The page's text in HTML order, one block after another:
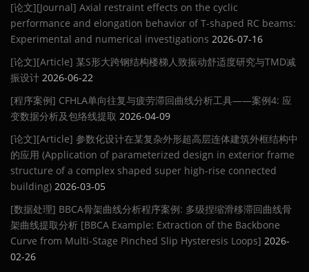
[论文][Journal] Axial restraint effects on the cyclic
performance and elongation behavior of T-shaped RC beams:
Experimental and numerical investigations 2026-07-16
[论文][Article] 某S形大跨钢结构楼梯人致振动舒适度研究与TMD减
振设计 2026-06-22
[程序案例] CFHLA单向往复与疲劳滞回曲线分析工具——案例4: 应
变数据分析及包络线提取 2026-04-09
[论文][Article] 参数化设计在某复杂外形超高层连体建筑外框结构中
的应用 (Application of parameterized design in exterior frame
structure of a complex shaped super high-rise connected
building) 2026-03-05
[数据处理] BBCA骨架曲线分析程序案例: 多级捏缩滑移滞回曲线骨
架曲线提取分析 [BBCA Example: Extraction of the Backbone
Curve from Multi-Stage Pinched Slip Hysteresis Loops] 2026-
02-26